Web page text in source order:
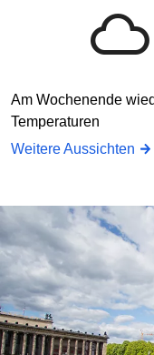
Am Wochenende
Temperaturen
Weitere Aussichten